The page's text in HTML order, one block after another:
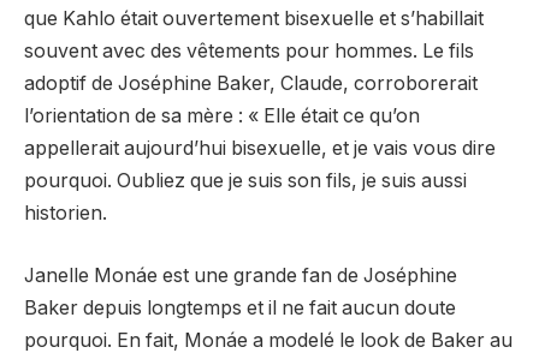
que Kahlo était ouvertement bisexuelle et s’habillait
souvent avec des vêtements pour hommes. Le fils
adoptif de Joséphine Baker, Claude, corroborerait
l’orientation de sa mère : « Elle était ce qu’on
appellerait aujourd’hui bisexuelle, et je vais vous dire
pourquoi. Oubliez que je suis son fils, je suis aussi
historien.
Janelle Monáe est une grande fan de Joséphine
Baker depuis longtemps et il ne fait aucun doute
pourquoi. En fait, Monáe a modelé le look de Baker au